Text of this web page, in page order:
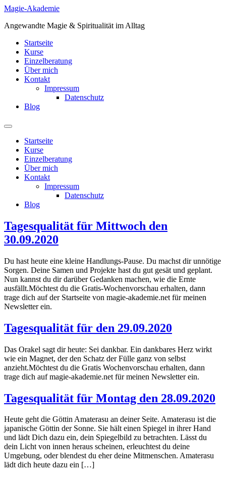
Zum
springen
Magie-Akademie
Angewandte Magie & Spiritualität im Alltag
Startseite
Kurse
Einzelberatung
Über mich
Kontakt
Impressum
Datenschutz
Blog
Startseite
Kurse
Einzelberatung
Über mich
Kontakt
Impressum
Datenschutz
Blog
Tagesqualität für Mittwoch den
30.09.2020
Du hast heute eine kleine Handlungs-Pause. Du machst dir unnötige
Sorgen. Deine Samen und Projekte hast du gut gesät und geplant.
Nun kannst du dir darüber Gedanken machen, wie die Ernte
ausfällt.Möchtest du die Gratis-Wochenvorschau erhalten, dann
trage dich auf der Startseite von magie-akademie.net für meinen
Newsletter ein.
Tagesqualität für den 29.09.2020
Das Orakel sagt dir heute: Sei dankbar. Ein dankbares Herz wirkt
wie ein Magnet, der den Schatz der Fülle ganz von selbst
anzieht.Möchtest du die Gratis Wochenvorschau erhalten, dann
trage dich auf magie-akademie.net für meinen Newsletter ein.
Tagesqualität für Montag den 28.09.2020
Heute geht die Göttin Amaterasu an deiner Seite. Amaterasu ist die
japanische Göttin der Sonne. Sie hält einen Spiegel in ihrer Hand
und lädt Dich dazu ein, dein Spiegelbild zu betrachten. Lässt du
dein Licht von innen heraus scheinen, erleuchtest du deine
Umgebung, oder blendest du eher deine Mitmenschen. Amaterasu
lädt dich heute dazu ein […]